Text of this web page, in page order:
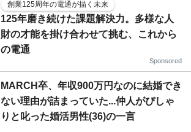
創業125周年の電通が描く未来
125年磨き続けた課題解決力。多様な人
財の才能を掛け合わせて挑む、これから
の電通
Sponsored
MARCH卒、年収900万円なのに結婚でき
ない理由が詰まっていた...仲人がぴしゃ
りと叱った婚活男性(36)の一言